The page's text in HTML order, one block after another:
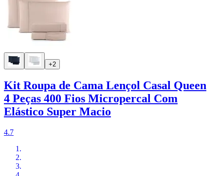
+2
Kit Roupa de Cama Lençol Casal Queen
4 Peças 400 Fios Micropercal Com
Elástico Super Macio
4.7